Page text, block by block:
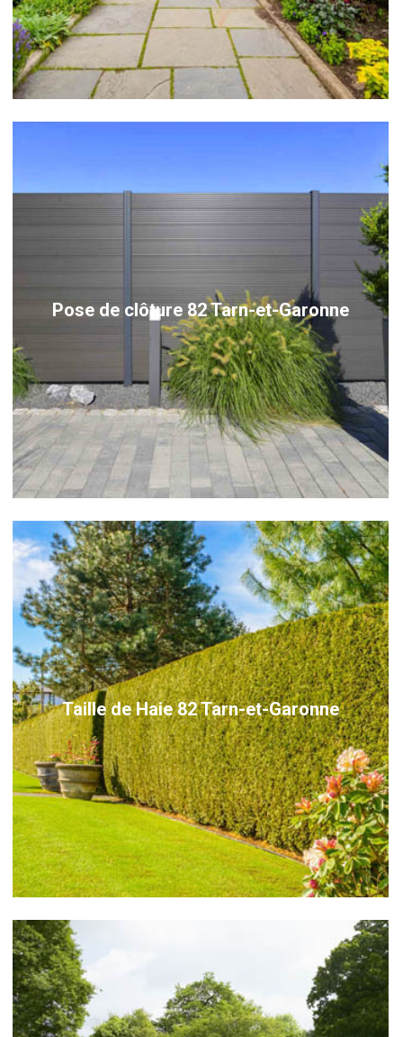
Pose de clôture 82 Tarn-et-Garonne
Taille de Haie 82 Tarn-et-Garonne